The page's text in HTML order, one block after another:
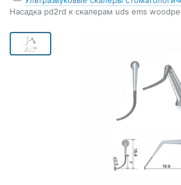
Насадка pd2rd к скалерам uds ems